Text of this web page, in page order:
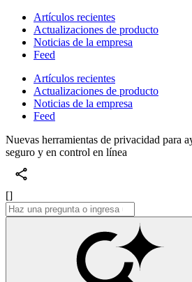
Artículos recientes
Actualizaciones de producto
Noticias de la empresa
Feed
Artículos recientes
Actualizaciones de producto
Noticias de la empresa
Feed
Nuevas herramientas de privacidad para
seguro y en control en línea
[]